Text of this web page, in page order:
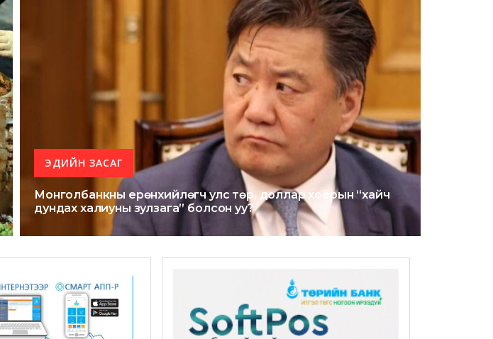
ЭДИЙН ЗАСАГ
Монголбанкны ерөнхийлөгч улс төр, доллар хоёрын “хайч
дундах халиуны зулзага” болсон уу?